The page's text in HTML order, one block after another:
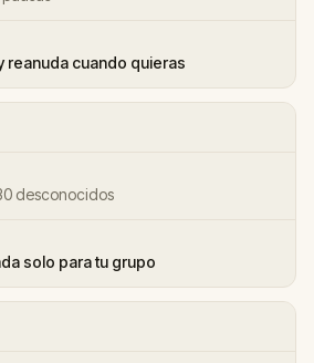
reanuda cuando quieras
desconocidos
solo para tu grupo